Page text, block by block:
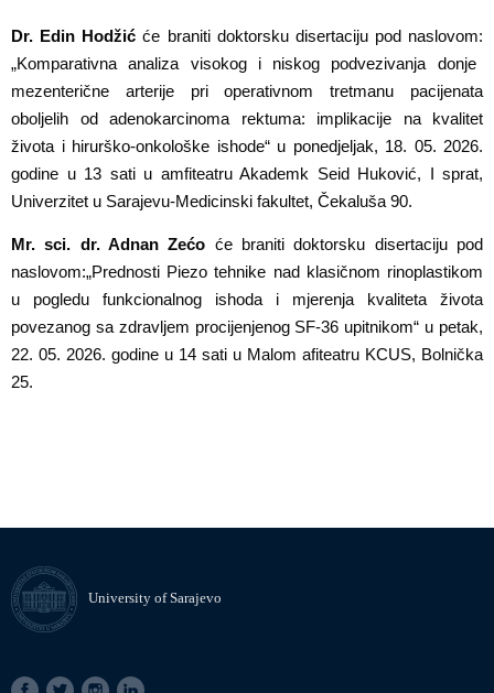
Dr. Edin Hodžićće braniti doktorsku disertaciju pod naslovom:
„Komparativna analiza visokog i niskog podvezivanja donje
mezenterične arterije pri operativnom tretmanu pacijenata
oboljelih od adenokarcinoma rektuma: implikacije na kvalitet
života i hirurško-onkološke ishode“ u ponedjeljak, 18. 05. 2026.
godine u 13 sati u amfiteatru Akademk Seid Huković, I sprat,
Univerzitet u Sarajevu-Medicinski fakultet, Čekaluša 90.
Mr. sci. dr. Adnan Zećo će braniti doktorsku disertaciju pod
naslovom:„Prednosti Piezo tehnike nad klasičnom rinoplastikom
u pogledu funkcionalnog ishoda i mjerenja kvaliteta života
povezanog sa zdravljem procijenjenog SF-36 upitnikom“ u petak,
22. 05. 2026. godine u 14 sati u Malom afiteatru KCUS, Bolnička
25.
University of Sarajevo
SOCIAL